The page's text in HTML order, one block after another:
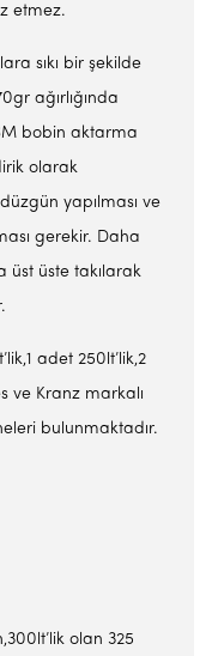
etmez.
sıkı bir şekilde
ağırlığında
bobin aktarma
olarak
yapılması ve
gerekir. Daha
üst üste takılarak
adet 250lt’lik,2
ve Kranz markalı
bulunmaktadır.
olan 325